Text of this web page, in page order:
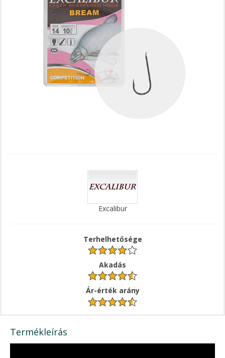
Excalibur
Terhelhetősége
Akadás
Ár-érték arány
Termékleírás